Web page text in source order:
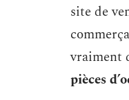
site de
vraiment
pièces